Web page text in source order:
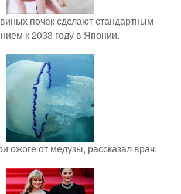
почек сделают стандартным
к 2033 году в Японии.
ожоге от медузы, рассказал врач.